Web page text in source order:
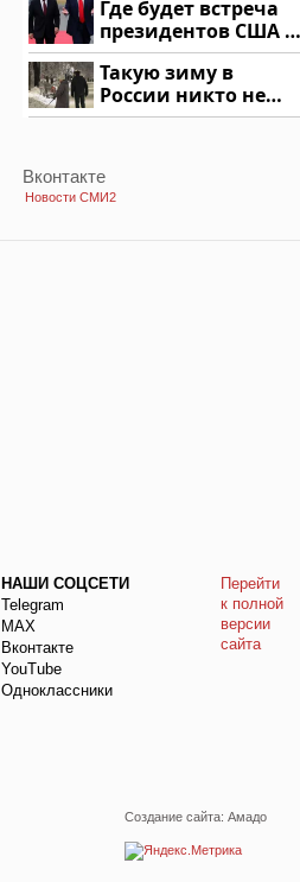
подожгли.
Где будет встреча
президентов США и
России: Европа?
Такую зиму в
России никто не
ждал: как так?!
Вконтакте
Новости СМИ2
НАШИ СОЦСЕТИ
Telegram
МАХ
Вконтакте
YouTube
Одноклассники
Перейти
к полной
версии
сайта
Создание сайта: Амадо